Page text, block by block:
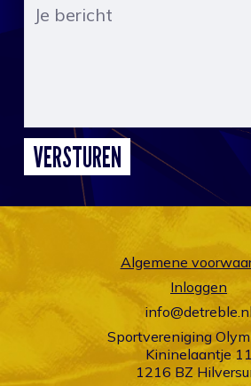
VERSTUREN
Algemene
Inloggen
info@detreble.nl
Sportvereniging
Kininelaantje 11
1216 BZ